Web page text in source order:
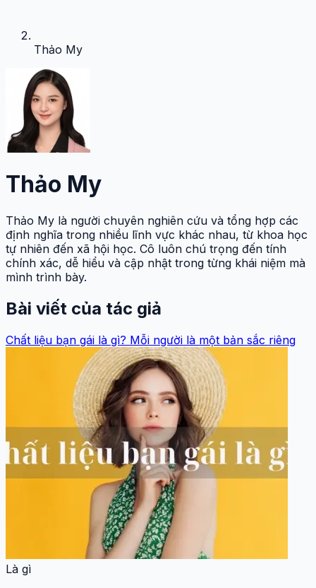
Thảo My
Thảo My
Thảo My là người chuyên nghiên cứu và tổng hợp các
định nghĩa trong nhiều lĩnh vực khác nhau, từ khoa học
tự nhiên đến xã hội học. Cô luôn chú trọng đến tính
chính xác, dễ hiểu và cập nhật trong từng khái niệm mà
mình trình bày.
Bài viết của tác giả
Chất liệu bạn gái là gì? Mỗi người là một bản sắc riêng
Là gì